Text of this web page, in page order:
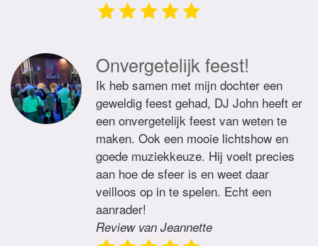
Onvergetelijk feest!
Ik heb samen met mijn dochter een
geweldig feest gehad, DJ John heeft er
een onvergetelijk feest van weten te
maken. Ook een mooie lichtshow en
goede muziekkeuze. Hij voelt precies
aan hoe de sfeer is en weet daar
veilloos op in te spelen. Echt een
aanrader!
Review van Jeannette